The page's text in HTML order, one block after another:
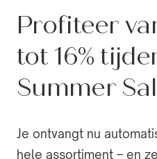
Profiteer
tot 16%
Summer
Je ontvangt nu
hele assortiment – en